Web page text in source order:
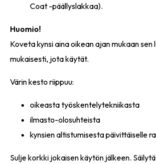
Coat -päällyslakkaa).
Huomio!
Koveta kynsi aina oikean ajan mukaan sen
mukaisesti, jota käytät.
Värin kesto riippuu:
oikeasta työskentelytekniikasta
ilmasto-olosuhteista
kynsien altistumisesta päivittäiselle
Sulje korkki jokaisen käytön jälkeen.